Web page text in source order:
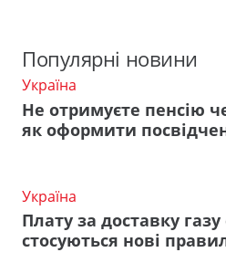
Популярні новини
Україна
Не отримуєте пенсію
як оформити
Україна
Плату за доставку
стосуються нові